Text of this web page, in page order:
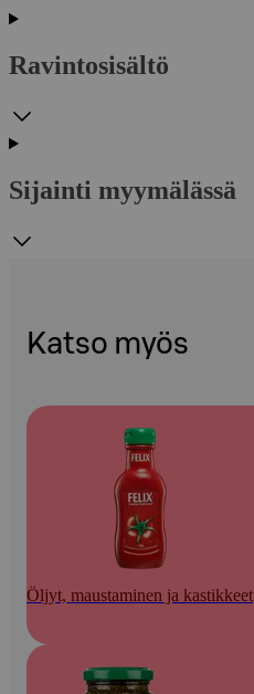
Ravintosisältö
Sijainti myymälässä
Katso myös
Öljyt, maustaminen ja kastikkeet